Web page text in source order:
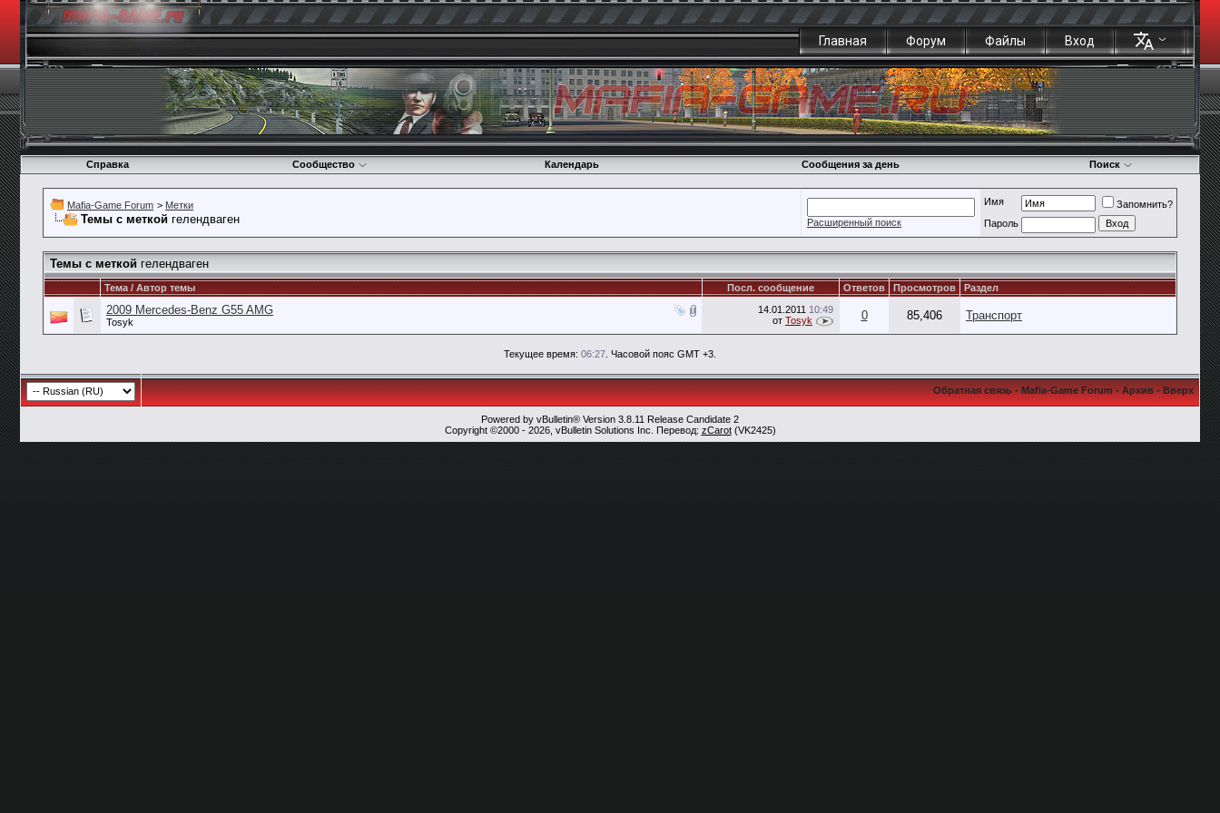
Главная Форум Файлы Вход
Справка Сообщество Календарь Сообщения за день Поиск
Mafia-Game Forum > Метки
Темы с меткой гелендваген Расширенный поиск
Имя
Запомнить?
Пароль
Темы с меткой гелендваген
Тема / Автор темы Посл. сообщение Ответов Просмотров Раздел
2009 Mercedes-Benz G55 AMG
Tosyk
14.01.2011 10:49
от Tosyk 0 85,406 Транспорт
Текущее время: 06:27 . Часовой пояс GMT +3.
Обратная связь-Mafia-Game Forum-Архив-Вверх
Powered by vBulletin® Version 3.8.11 Release Candidate 2
Copyright ©2000 - 2026, vBulletin Solutions Inc. Перевод: zCarot(VK2425)